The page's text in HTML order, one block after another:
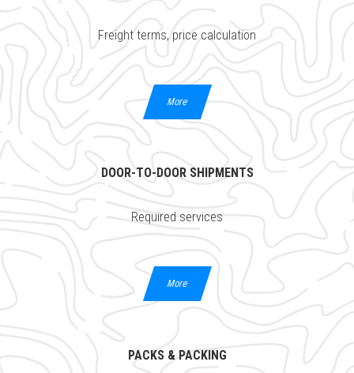
Freight terms, price calculation
More
DOOR-TO-DOOR SHIPMENTS
Required services
More
PACKS & PACKING
Агаарын Ачаа
Мэдээ,